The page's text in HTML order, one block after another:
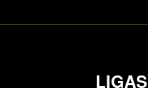
LIGAS